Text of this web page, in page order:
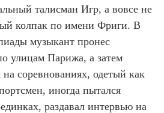
талисман Игр, а вовсе не
колпак по имени Фриги. В
музыкант пронес
улицам Парижа, а затем
соревнованиях, одетый как
иногда пытался
раздавал интервью на